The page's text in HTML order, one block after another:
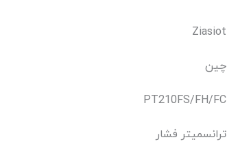
Ziasiot
چین
PT210FS/FH/FC
ترانسمیتر فشار